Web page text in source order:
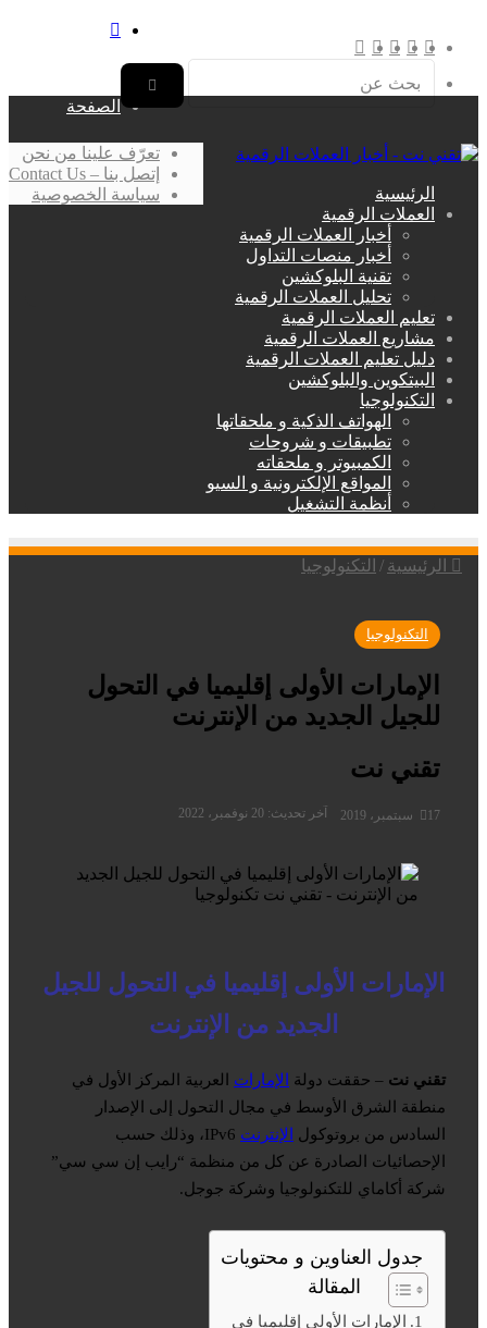
فيسبوك
‫X لينكدإن
بحث
تعرّف علينا من نحن
إتصل بنا – Contact Us
سياسة الخصوصية
القائمة
الصفحة
الرئيسية
العملات الرقمية
أخبار العملات الرقمية
أخبار منصات التداول
تقنية البلوكشين
تحليل العملات الرقمية
تعليم العملات الرقمية
مشاريع العملات الرقمية
دليل تعليم العملات الرقمية
البيتكوين والبلوكشين
التكنولوجيا
الهواتف الذكية و ملحقاتها
تطبيقات و شروحات
الكمبيوتر و ملحقاته
المواقع الإلكترونية و السيو
أنظمة التشغيل
الرئيسية / التكنولوجيا
التكنولوجيا
الإمارات الأولى إقليميا في التحول
للجيل الجديد من الإنترنت
تقني نت
17 سبتمبر، 2019 آخر تحديث: 20 نوفمبر، 2022
الإمارات الأولى إقليميا في التحول للجيل
الجديد من الإنترنت
تقني نت – حققت دولة الإمارات العربية المركز الأول في
منطقة الشرق الأوسط في مجال التحول إلى الإصدار
السادس من بروتوكول
الإنترنت
IPv6، وذلك حسب
الإحصائيات الصادرة عن كل من منظمة “رايب إن سي سي”
شركة أكاماي للتكنولوجيا وشركة جوجل.
جدول العناوين و محتويات
المقالة
الإمارات الأولى إقليميا في